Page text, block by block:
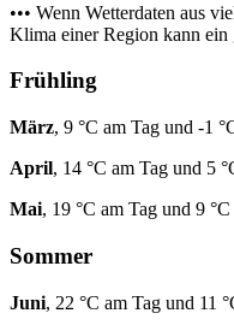
••• Wenn Wetterdaten aus
Klima einer Region kann ein
Frühling
März, 9 °C am Tag und -1
April, 14 °C am Tag und 5
Mai, 19 °C am Tag und 9
Sommer
Juni, 22 °C am Tag und 11